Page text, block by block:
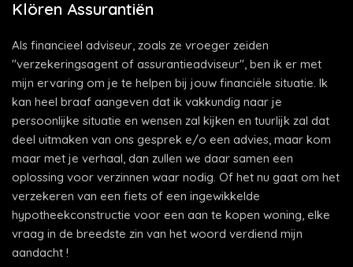
Klören Assurantiën
Als financieel adviseur, zoals ze vroeger zeiden
"verzekeringsagent of assurantieadviseur", ben ik er met
mijn ervaring om je te helpen bij jouw financiële situatie. Ik
kan heel braaf aangeven dat ik vakkundig naar je
persoonlijke situatie en wensen zal kijken en tuurlijk zal dat
deel uitmaken van ons gesprek e/o een advies, maar kom
maar met je verhaal, dan zullen we daar samen een
oplossing voor verzinnen waar nodig. Of het nu gaat om het
verzekeren van een fiets of een ingewikkelde
hypotheekconstructie voor een aan te kopen woning, elke
vraag in de breedste zin van het woord verdiend mijn
aandacht !